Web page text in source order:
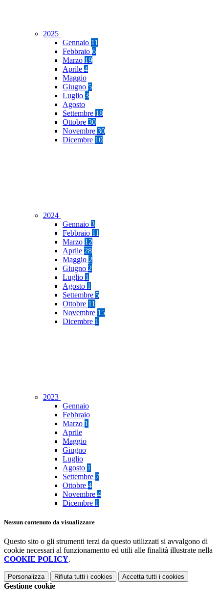
2025
Gennaio 11
Febbraio 6
Marzo 19
Aprile 4
Maggio
Giugno 5
Luglio 3
Agosto
Settembre 18
Ottobre 30
Novembre 30
Dicembre 10
2024
Gennaio 3
Febbraio 11
Marzo 12
Aprile 28
Maggio 2
Giugno 2
Luglio 1
Agosto 1
Settembre 5
Ottobre 11
Novembre 15
Dicembre 1
2023
Gennaio
Febbraio
Marzo 1
Aprile
Maggio
Giugno
Luglio
Agosto 1
Settembre 7
Ottobre 4
Novembre 4
Dicembre 1
Nessun contenuto da visualizzare
Questo sito o gli strumenti terzi da questo utilizzati si avvalgono di
cookie necessari al funzionamento ed utili alle finalità illustrate nella
COOKIE POLICY.
Personalizza Rifiuta tutti i cookies Accetta tutti i cookies
Gestione cookie